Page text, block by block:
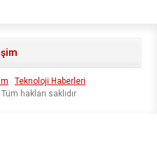
Teknoloji Haberleri
hakları saklıdır